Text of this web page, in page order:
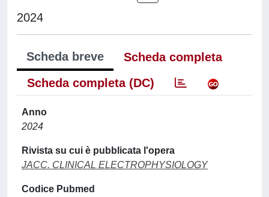
2024
Scheda breve
Scheda completa
Scheda completa (DC)
Anno
2024
Rivista su cui è pubblicata l'opera
JACC. CLINICAL ELECTROPHYSIOLOGY
Codice Pubmed